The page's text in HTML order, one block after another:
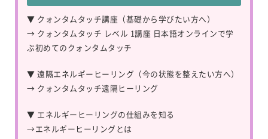
▼ クォンタムタッチ講座（基礎から学びたい方へ）
→ クォンタムタッチ レベル 1講座 日本語オンラインで学
ぶ初めてのクォンタムタッチ
▼ 遠隔エネルギーヒーリング（今の状態を整えたい方へ）
→ クォンタムタッチ遠隔ヒーリング
▼ エネルギーヒーリングの仕組みを知る
→エネルギーヒーリングとは